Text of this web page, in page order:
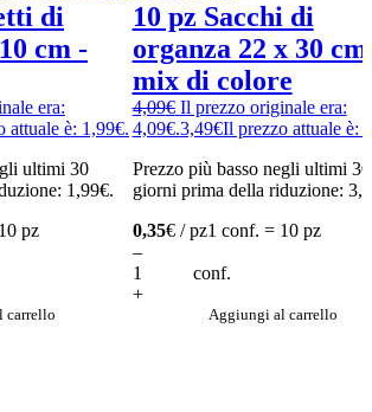
di
cm -
era:
attuale è: 1,99€.
ultimi 30
1,99€.
pz
carrello
10 pz Sacchi di
organza 22 x 30
mix di colore
4,09€ Il prezzo originale era:
4,09€.3,49€Il prezzo attuale è:
Prezzo più basso negli ultimi 30
giorni prima della riduzione:
0,35€ / pz1 conf. = 10 pz
–
conf.
+
Aggiungi al carrello